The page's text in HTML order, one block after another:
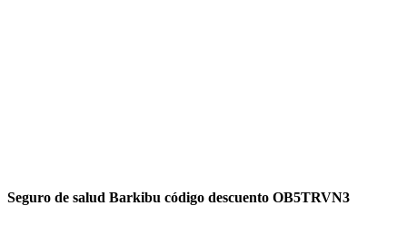
Seguro de salud Barkibu código descuento OB5TRVN3